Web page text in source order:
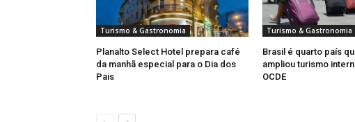
Turismo & Gastronomia
Planalto Select Hotel prepara café
da manhã especial para o Dia dos
Pais
Turismo & Gastronomia
Brasil é quarto país
ampliou turismo
OCDE